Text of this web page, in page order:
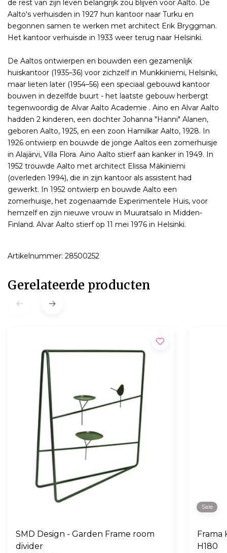
de rest van zijn leven belangrijk zou blijven voor Aalto. De
Aalto's verhuisden in 1927 hun kantoor naar Turku en
begonnen samen te werken met architect Erik Bryggman.
Het kantoor verhuisde in 1933 weer terug naar Helsinki.
De Aaltos ontwierpen en bouwden een gezamenlijk
huiskantoor (1935–36) voor zichzelf in Munkkiniemi, Helsinki,
maar lieten later (1954–56) een speciaal gebouwd kantoor
bouwen in dezelfde buurt - het laatste gebouw herbergt
tegenwoordig de Alvar Aalto Academie . Aino en Alvar Aalto
hadden 2 kinderen, een dochter Johanna "Hanni" Alanen,
geboren Aalto, 1925, en een zoon Hamilkar Aalto, 1928. In
1926 ontwierp en bouwde de jonge Aaltos een zomerhuisje
in Alajärvi, Villa Flora. Aino Aalto stierf aan kanker in 1949. In
1952 trouwde Aalto met architect Elissa Mäkiniemi
(overleden 1994), die in zijn kantoor als assistent had
gewerkt. In 1952 ontwierp en bouwde Aalto een
zomerhuisje, het zogenaamde Experimentele Huis, voor
hemzelf en zijn nieuwe vrouw in Muuratsalo in Midden-
Finland. Alvar Aalto stierf op 11 mei 1976 in Helsinki.
Artikelnummer: 28500252
Gerelateerde producten
SMD Design - Garden Frame room
divider
Sale
Frama
H180